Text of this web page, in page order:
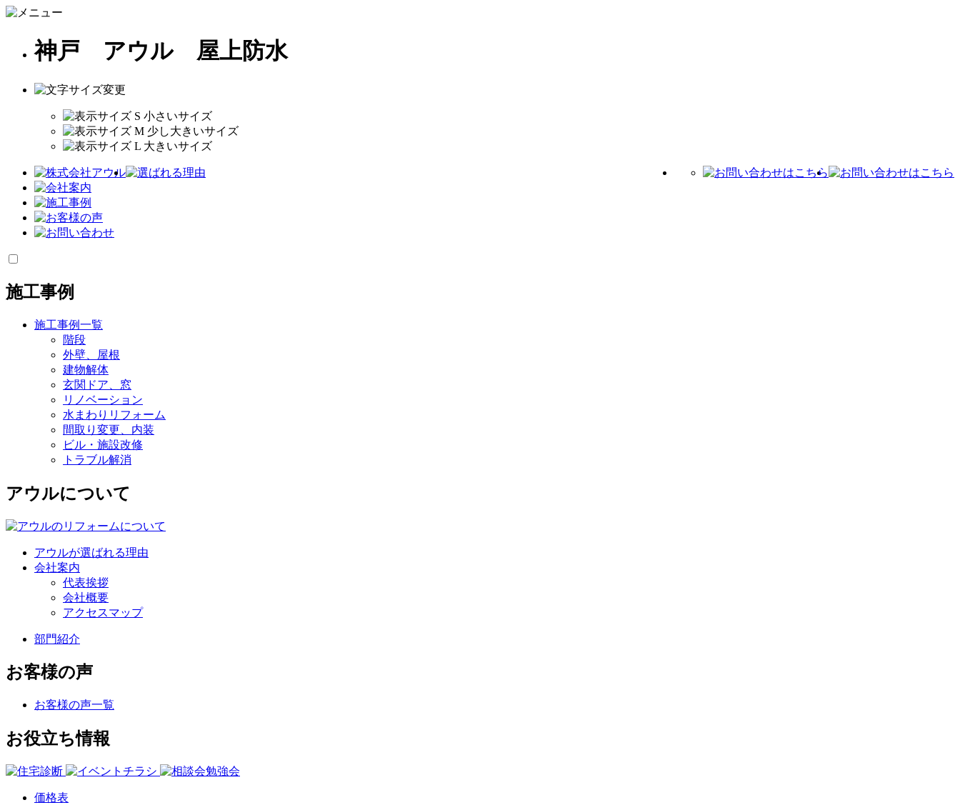
神戸 アウル 屋上防水
施工事例
施工事例一覧
階段
外壁、屋根
建物解体
玄関ドア、窓
リノベーション
水まわりリフォーム
間取り変更、内装
ビル・施設改修
トラブル解消
アウルについて
アウルが選ばれる理由
会社案内
代表挨拶
会社概要
アクセスマップ
部門紹介
お客様の声
お客様の声一覧
お役立ち情報
価格表